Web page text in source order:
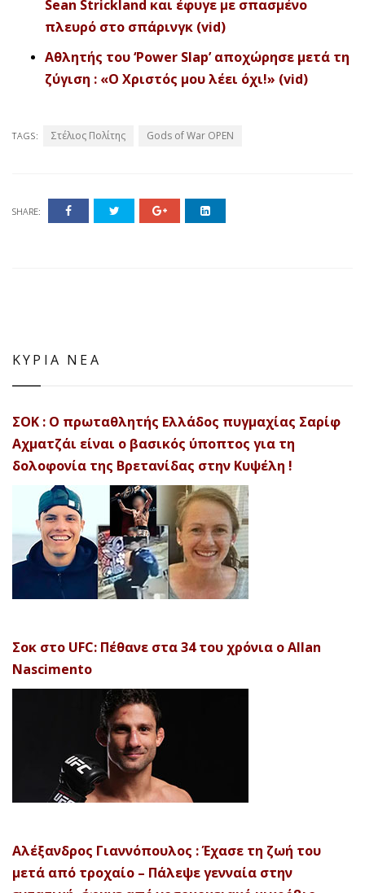
Sean Strickland και έφυγε με σπασμένο
πλευρό στο σπάρινγκ (vid)
Αθλητής του ‘Power Slap’ αποχώρησε μετά τη
ζύγιση : «Ο Χριστός μου λέει όχι!» (vid)
TAGS: Στέλιος Πολίτης Gods of War OPEN
SHARE:
ΚΥΡΙΑ ΝΕΑ
ΣΟΚ : Ο πρωταθλητής Ελλάδος πυγμαχίας Σαρίφ
Αχματζάι είναι ο βασικός ύποπτος για τη
δολοφονία της Βρετανίδας στην Κυψέλη !
Σοκ στο UFC: Πέθανε στα 34 του χρόνια ο Allan
Nascimento
Αλέξανδρος Γιαννόπουλος : Έχασε τη ζωή του
μετά από τροχαίο – Πάλεψε γενναία στην